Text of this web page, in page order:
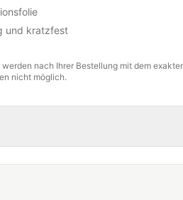
und kratzfest
nach Ihrer Bestellung mit dem
nicht möglich.